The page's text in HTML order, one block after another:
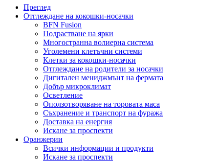
Преглед
Отглеждане на кокошки-носачки
BFN Fusion
Подрастване на ярки
Многостранна волиерна система
Уголемени клетъчни системи
Клетки за кокошки-носачки
Отглеждане на родители за носачки
Дигитален мениджмънт на фермата
Добър микроклимат
Осветление
Оползотворяване на торовата маса
Съхранение и транспорт на фуража
Доставка на енергия
Искане за проспекти
Оранжерии
Всички информации и продукти
Искане за проспекти